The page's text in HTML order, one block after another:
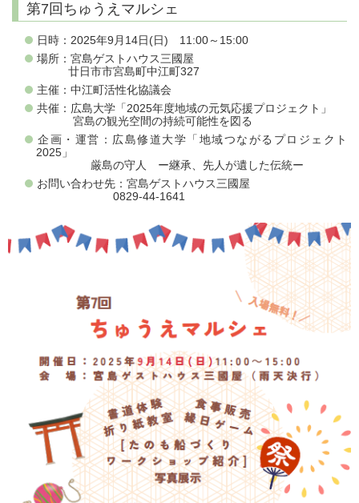
第7回ちゅうえマルシェ
日時：2025年9月14日(日) 11:00～15:00
場所：宮島ゲストハウス三國屋
廿日市市宮島町中江町327
主催：中江町活性化協議会
共催：広島大学「2025年度地域の元気応援プロジェクト」
宮島の観光空間の持続可能性を図る
企画・運営：広島修道大学「地域つながるプロジェクト
2025」
厳島の守人 ー継承、先人が遺した伝統ー
お問い合わせ先：宮島ゲストハウス三國屋
0829-44-1641